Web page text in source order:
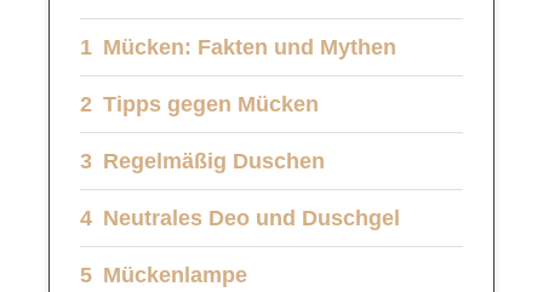
Mücken: Fakten und Mythen
Tipps gegen Mücken
Regelmäßig Duschen
Neutrales Deo und Duschgel
Mückenlampe